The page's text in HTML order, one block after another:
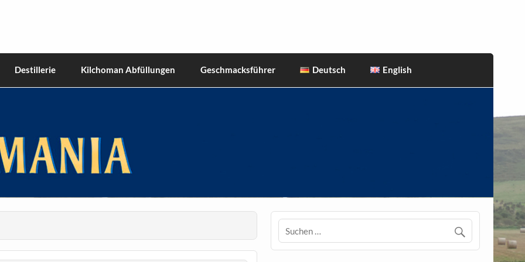
Destillerie Kilchoman Abfüllungen Geschmacksführer Deutsch English